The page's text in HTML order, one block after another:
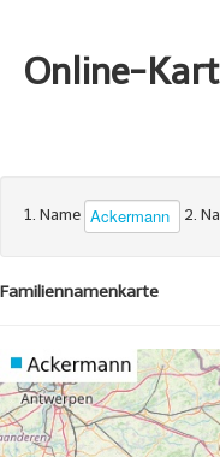
Online-
1. Name 2.
Familiennamenkarte